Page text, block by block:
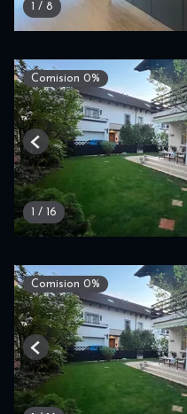
1 / 8
Comision 0%
1 / 16
Previous
Comision 0%
Previous